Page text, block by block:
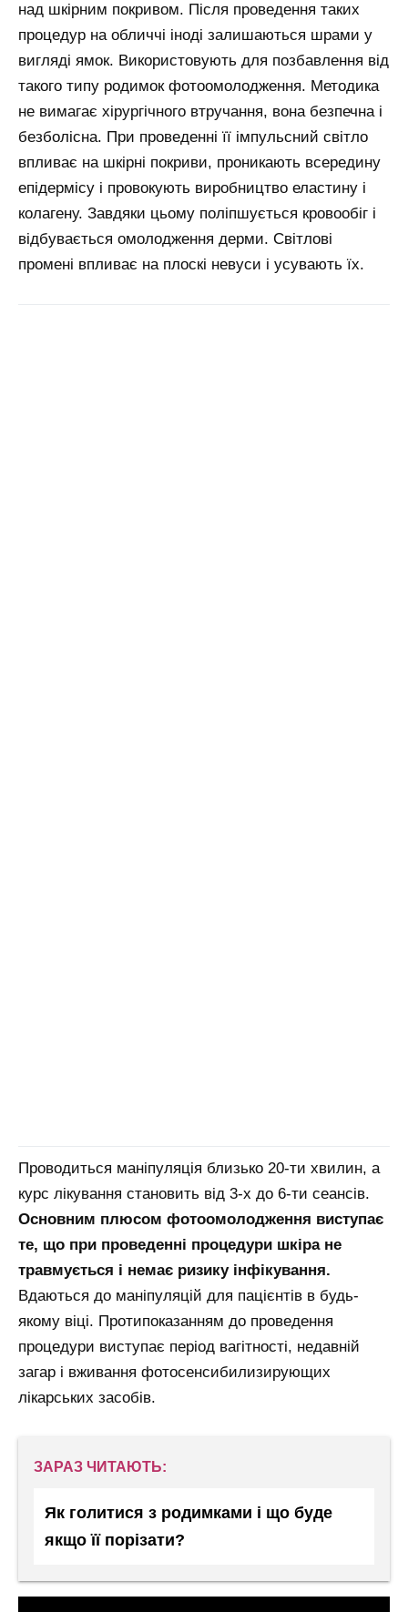
над шкірним покривом. Після проведення таких
процедур на обличчі іноді залишаються шрами у
вигляді ямок. Використовують для позбавлення від
такого типу родимок фотоомолодження. Методика
не вимагає хірургічного втручання, вона безпечна і
безболісна. При проведенні її імпульсний світло
впливає на шкірні покриви, проникають всередину
епідермісу і провокують виробництво еластину і
колагену. Завдяки цьому поліпшується кровообіг і
відбувається омолодження дерми. Світлові
промені впливає на плоскі невуси і усувають їх.
Проводиться маніпуляція близько 20-ти хвилин, а
курс лікування становить від 3-х до 6-ти сеансів.
Основним плюсом фотоомолодження виступає
те, що при проведенні процедури шкіра не
травмується і немає ризику інфікування.
Вдаються до маніпуляцій для пацієнтів в будь-
якому віці. Протипоказанням до проведення
процедури виступає період вагітності, недавній
загар і вживання фотосенсибилизирующих
лікарських засобів.
ЗАРАЗ ЧИТАЮТЬ:
Як голитися з родимками і що буде
якщо її порізати?